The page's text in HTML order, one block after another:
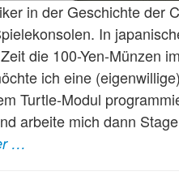
in der Geschichte der
In
die 100-Yen-Münzen
ich eine
Turtle-Modul
arbeite mich dann
…